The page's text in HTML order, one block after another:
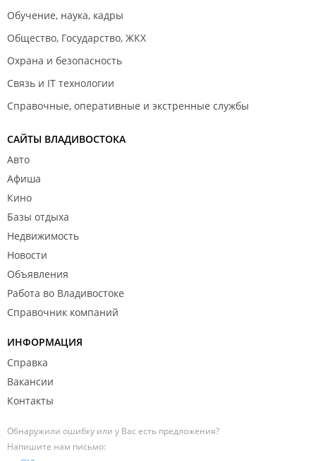
Обучение, наука, кадры
Общество, Государство, ЖКХ
Охрана и безопасность
Связь и IT технологии
Справочные, оперативные и экстренные службы
САЙТЫ ВЛАДИВОСТОКА
Авто
Афиша
Кино
Базы отдыха
Недвижимость
Новости
Объявления
Работа во Владивостоке
Справочник компаний
ИНФОРМАЦИЯ
Справка
Вакансии
Контакты
Обнаружили ошибку или у Вас есть предложения?
Напишите нам письмо: